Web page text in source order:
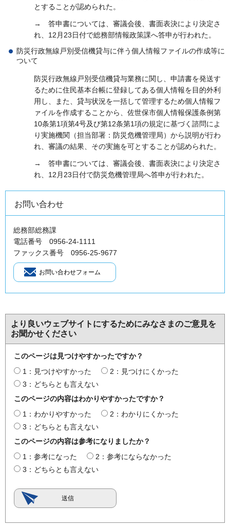
とすることが認められた。
→ 答申書については、審議会後、書面表決により決定さ
れ、12月23日付で総務部情報政策課へ答申が行われた。
防災行政無線戸別受信機貸与に伴う個人情報ファイルの作成等に
ついて
防災行政無線戸別受信機貸与業務に関し、申請書を発送す
るために住民基本台帳に登録してある個人情報を目的外利
用し、また、貸与状況を一括して管理するため個人情報フ
ァイルを作成することから、佐世保市個人情報保護条例第
10条第1項第4号及び第12条第1項の規定に基づく諮問によ
り実施機関（担当部署：防災危機管理局）から説明が行わ
れ、審議の結果、その実施を可とすることが認められた。
→ 答申書については、審議会後、書面表決により決定さ
れ、12月23日付で防災危機管理局へ答申が行われた。
お問い合わせ
総務部総務課
電話番号 0956-24-1111
ファックス番号 0956-25-9677
より良いウェブサイトにするためにみなさまのご意見を
お聞かせください
このページは見つけやすかったですか？
1：見つけやすかった
2：見つけにくかった
3：どちらとも言えない
このページの内容はわかりやすかったですか？
1：わかりやすかった
2：わかりにくかった
3：どちらとも言えない
このページの内容は参考になりましたか？
1：参考になった
2：参考にならなかった
3：どちらとも言えない